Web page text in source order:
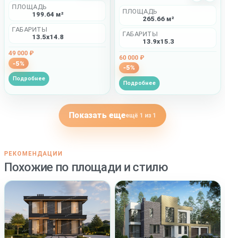
ПЛОЩАДЬ
199.64 м²
ГАБАРИТЫ
13.5x14.8
49 000 ₽
-5%
Подробнее
ПЛОЩАДЬ
265.66 м²
ГАБАРИТЫ
13.9x15.3
60 000 ₽
-5%
Подробнее
Показать ещеещё 1 из 1
РЕКОМЕНДАЦИИ
Похожие по площади и стилю